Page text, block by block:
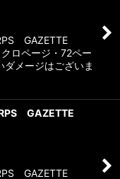
GAZETTE
ロページ・72ペー
メージはございま
GAZETTE
GAZETTE